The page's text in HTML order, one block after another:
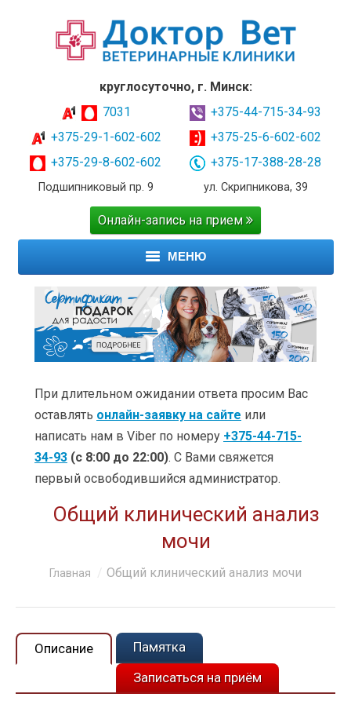
круглосуточно, г. Минск:
7031
+375-29-1-602-602
+375-29-8-602-602
Подшипниковый пр. 9
+375-44-715-34-93
+375-25-6-602-602
+375-17-388-28-28
ул. Скрипникова, 39
Онлайн-запись на прием
МЕНЮ
ГЛАВНАЯ
УСЛУГИ
ЦЕНЫ
ОБУЧЕНИЕ
О КОМПАНИИ
При длительном ожидании ответа просим Вас
оставлять онлайн-заявку на сайте или
написать нам в Viber по номеру +375-44-715-
34-93 (с 8:00 до 22:00). С Вами свяжется
первый освободившийся администратор.
Общий клинический анализ
мочи
Вы здесь:
Главная Общий клинический анализ мочи
Описание
Памятка
Записаться на приём